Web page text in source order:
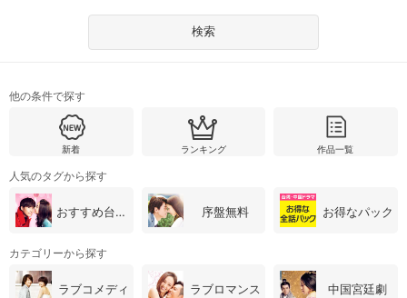
他の条件で探す
新着 ランキング 作品一覧
人気のタグから探す
おすすめ台湾・中国ドラマ 序盤無料 お得なパック
カテゴリーから探す
ラブコメディ ラブロマンス 中国宮廷劇